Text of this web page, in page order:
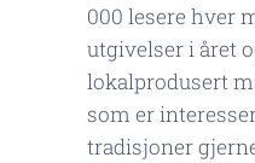
000 lesere hver
utgivelser i året
lokalprodusert
som er
tradisjoner